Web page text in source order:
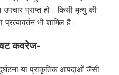
प्राप्त हो। किसी मृत्यु की
भी शामिल है।
कवरेज-
या प्राकृतिक आपदाओं जैसी